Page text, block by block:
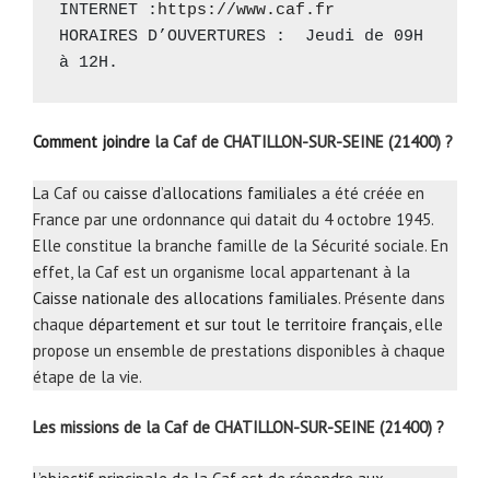
INTERNET : https://www.caf.fr
HORAIRES D’OUVERTURES :  Jeudi de 09H
à 12H.
Comment joindre la Caf de CHATILLON-SUR-SEINE (21400) ?
La Caf ou caisse d’allocations familiales a été créée en
France par une ordonnance qui datait du 4 octobre 1945.
Elle constitue la branche famille de la Sécurité sociale. En
effet, la Caf est un organisme local appartenant à la
Caisse nationale des allocations familiales. Présente dans
chaque département et sur tout le territoire français, elle
propose un ensemble de prestations disponibles à chaque
étape de la vie.
Les missions de la Caf de CHATILLON-SUR-SEINE (21400) ?